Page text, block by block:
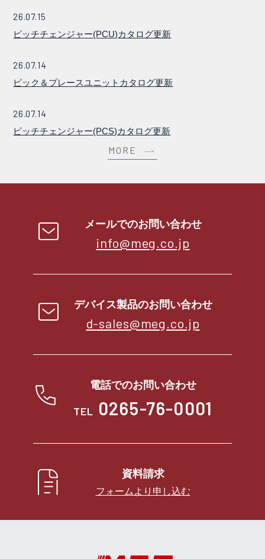
26.07.15
ピッチチェンジャー(PCU)カタログ更新
26.07.14
ピック＆プレースユニットカタログ更新
26.07.14
ピッチチェンジャー(PCS)カタログ更新
MORE
メールでのお問い合わせ
info@meg.co.jp
デバイス製品のお問い合わせ
d-sales@meg.co.jp
電話でのお問い合わせ
TEL 0265-76-0001
資料請求
フォームより申し込む